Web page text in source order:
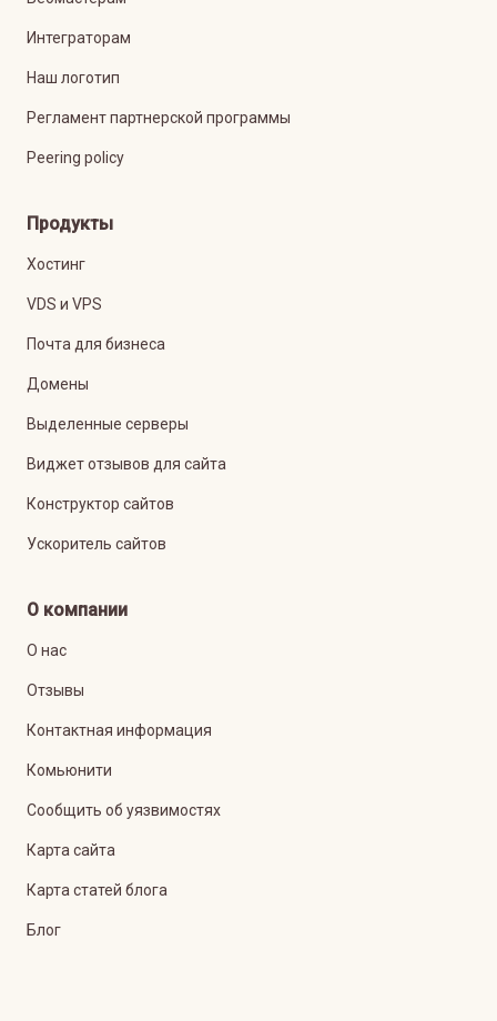
Интеграторам
Наш логотип
Регламент партнерской программы
Peering policy
Продукты
Хостинг
VDS и VPS
Почта для бизнеса
Домены
Выделенные серверы
Виджет отзывов для сайта
Конструктор сайтов
Ускоритель сайтов
О компании
О нас
Отзывы
Контактная информация
Комьюнити
Сообщить об уязвимостях
Карта сайта
Карта статей блога
Блог